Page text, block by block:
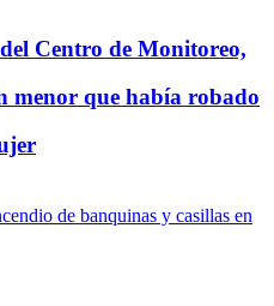
Centro de Monitoreo,
menor que había robado